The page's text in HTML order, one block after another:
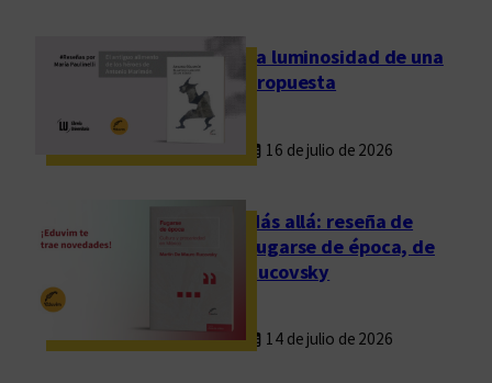
La luminosidad de una
propuesta
16 de julio de 2026
Más allá: reseña de
Fugarse de época, de
Rucovsky
14 de julio de 2026